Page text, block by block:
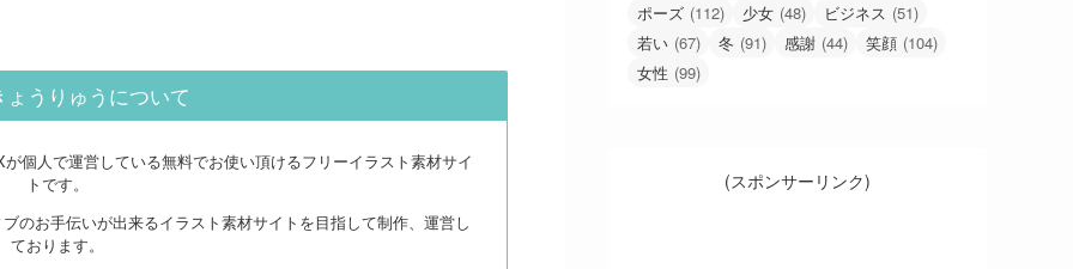
うりゅうについて
個人で運営している無料でお使い頂けるフリーイラスト素材サイ
トです。
のお手伝いが出来るイラスト素材サイトを目指して制作、運営し
ております。
ポーズ (112) 少女 (48) ビジネス (51)
若い (67) 冬 (91) 感謝 (44) 笑顔 (104)
女性 (99)
(スポンサーリンク)